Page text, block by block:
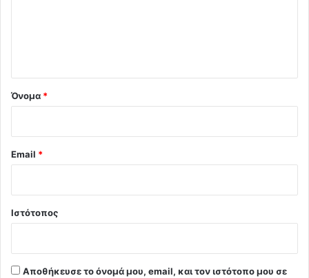
Όνομα *
Email *
Ιστότοπος
Αποθήκευσε το όνομά μου, email, και τον ιστότοπο μου σε